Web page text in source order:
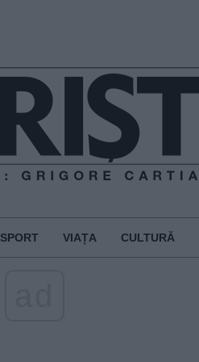
SPORT VIAȚA CULTURĂ